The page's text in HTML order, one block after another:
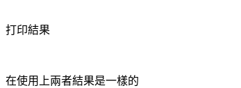
打印結果
在使用上兩者結果是一樣的